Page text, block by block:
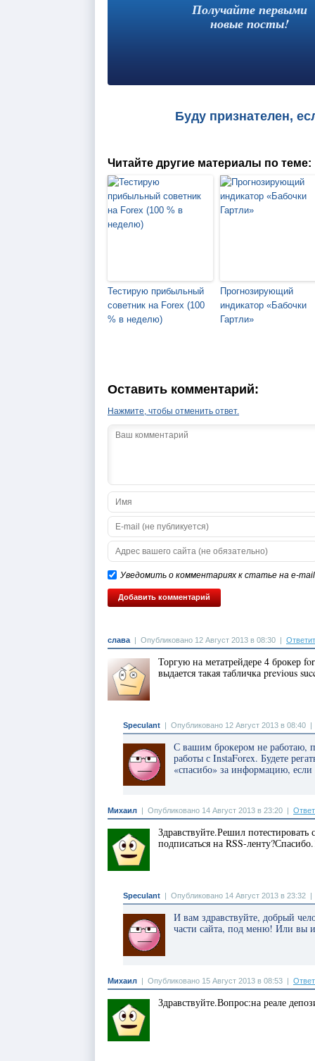
Получайте первыми
новые посты!
Буду признателен,
Читайте другие материалы по теме:
Тестирую прибыльный
советник на Forex (100
% в неделю)
Прогнозирующий
индикатор «Бабочки
Гартли»
Оставить комментарий:
Нажмите, чтобы отменить ответ.
Уведомить о комментариях к статье на e-mail
слава | Опубликовано 12 Август 2013 в 08:30 |
Торгую на метатрейдере 4 брокер
выдается такая табличка previous
Speculant | Опубликовано 12 Август 2013 в 08:40
С вашим брокером не работаю,
работы с InstaForex. Будете
«спасибо» за информацию,
Михаил | Опубликовано 14 Август 2013 в 23:20 |
Здравствуйте.Решил
подписаться на RSS-
Speculant | Опубликовано 14 Август 2013 в 23:32
И вам здравствуйте, добрый
части сайта, под меню! Или вы
Михаил | Опубликовано 15 Август 2013 в 08:53 |
Здравствуйте.Вопрос:на реале